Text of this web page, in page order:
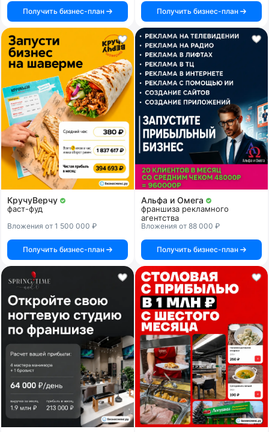
Получить бизнес-план
Получить бизнес-план
КручуВерчу
фаст-фуд
Вложения от 1 500 000 ₽
Получить бизнес-план
Альфа и Омега
франшиза рекламного
агентства
Вложения от 88 000 ₽
Получить бизнес-план